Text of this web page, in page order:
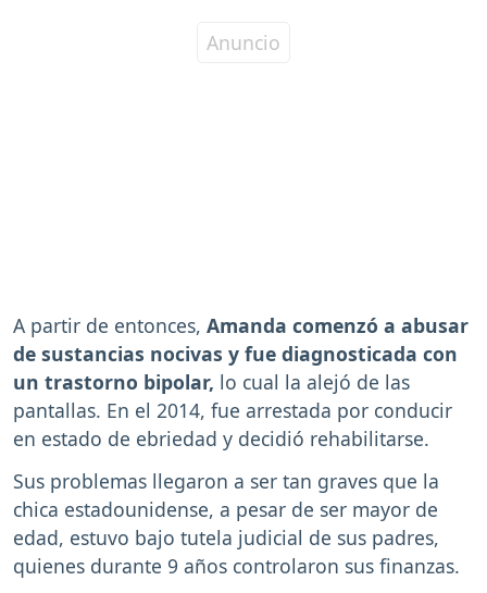
A partir de entonces, Amanda comenzó a abusar
de sustancias nocivas y fue diagnosticada con
un trastorno bipolar, lo cual la alejó de las
pantallas. En el 2014, fue arrestada por conducir
en estado de ebriedad y decidió rehabilitarse.
Sus problemas llegaron a ser tan graves que la
chica estadounidense, a pesar de ser mayor de
edad, estuvo bajo tutela judicial de sus padres,
quienes durante 9 años controlaron sus finanzas.